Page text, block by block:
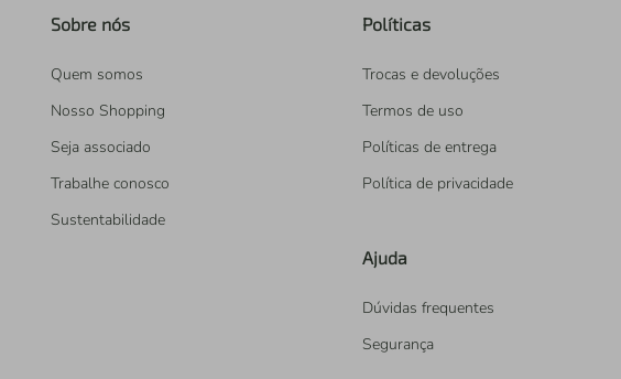
Sobre nós
Quem somos
Nosso Shopping
Seja associado
Trabalhe conosco
Sustentabilidade
Políticas
Trocas e devoluções
Termos de uso
Políticas de entrega
Política de privacidade
Ajuda
Dúvidas frequentes
Segurança